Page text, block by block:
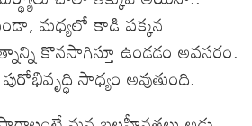
మధ్యలో కాడి పక్కన
కొనసాగిస్తూ ఉండడం అవసరం.
సాధ్యం అవుతుంది.